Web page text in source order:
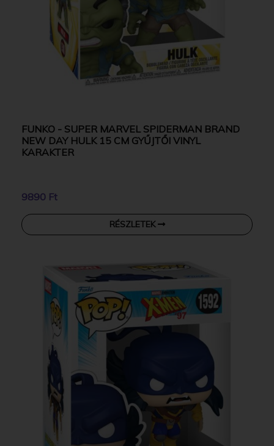
FUNKO - SUPER MARVEL SPIDERMAN BRAND
NEW DAY HULK 15 CM GYŰJTŐI VINYL
KARAKTER
9890 Ft
RÉSZLETEK